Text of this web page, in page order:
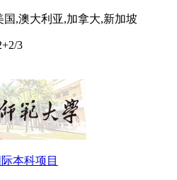
国,澳大利亚,加拿大,新加坡
3
本科项目